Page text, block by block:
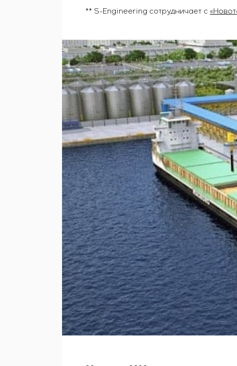
** S-Engineering сотрудничает с